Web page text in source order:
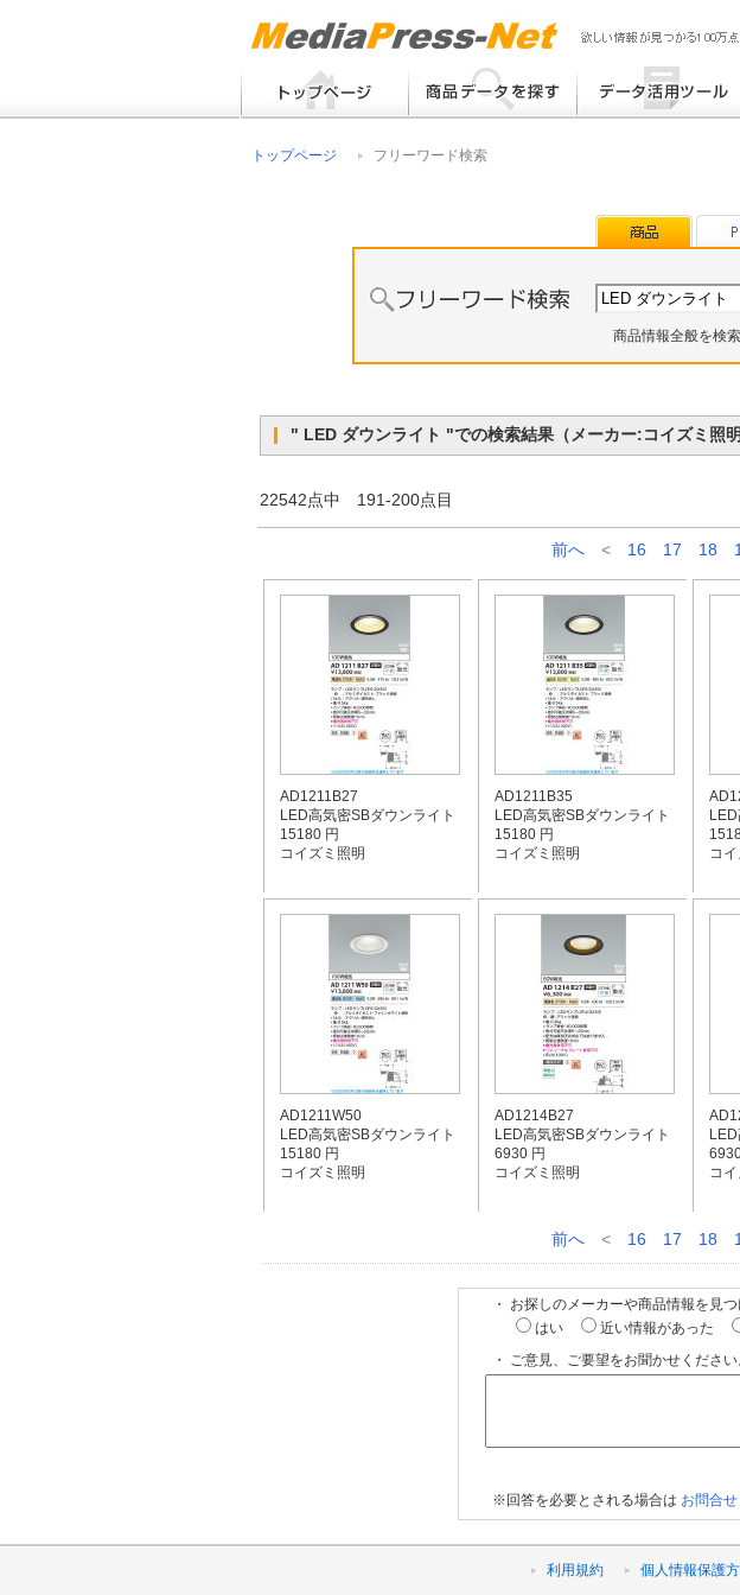
メーカー別検索
トップページ フリーワード検索
商品情報全般を検索
" LED ダウンライト "での検索結果（メーカー:コイズミ
22542点中 191-200点目
前へ < 16 17 18
AD1211B27
LED高気密SBダウンライト
15180 円
コイズミ照明
AD1211B35
LED高気密SBダウンライト
15180 円
コイズミ照明
コ
AD1211W50
LED高気密SBダウンライト
15180 円
コイズミ照明
AD1214B27
LED高気密SBダウンライト
6930 円
コイズミ照明
コ
前へ < 16 17 18
・ お探しのメーカーや商品情報を見
はい
近い情報があった
・ ご意見、ご要望をお聞かせくださ
※回答を必要とされる場合は お問合せ
利用規約 個人情報保護